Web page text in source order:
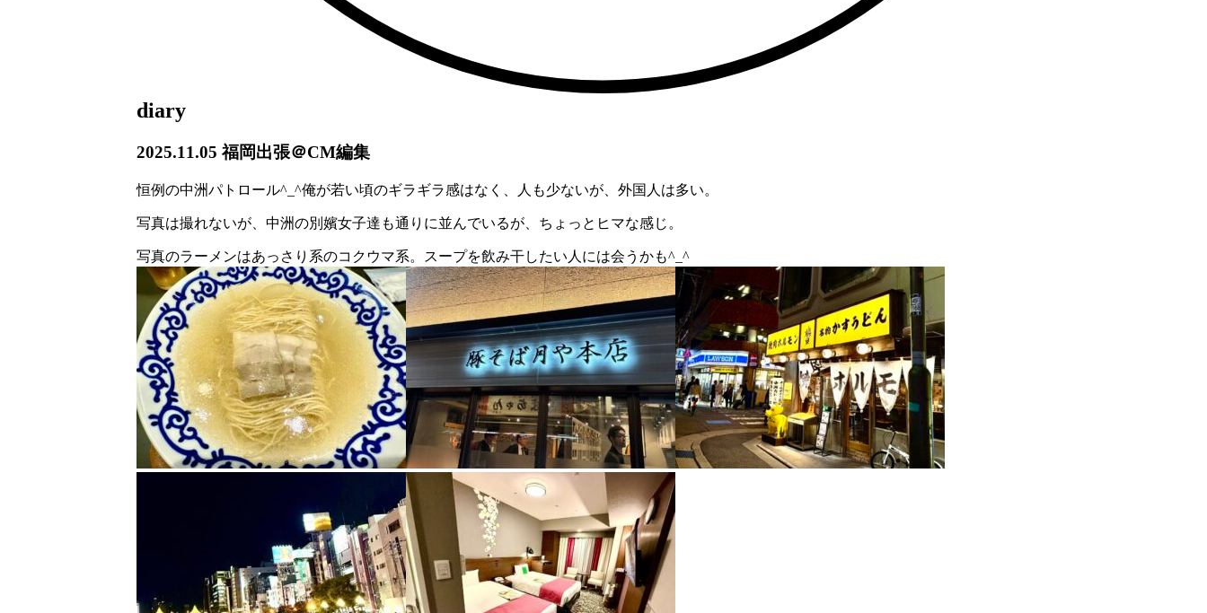
diary
2025.11.05 福岡出張＠CM編集
恒例の中洲パトロール^_^俺が若い頃のギラギラ感はなく、人も少ないが、外国人は多い。
写真は撮れないが、中洲の別嬪女子達も通りに並んでいるが、ちょっとヒマな感じ。
写真のラーメンはあっさり系のコクウマ系。スープを飲み干したい人には会うかも^_^